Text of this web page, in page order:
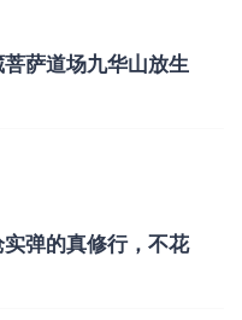
萨道场九华山放生
实弹的真修行，不花